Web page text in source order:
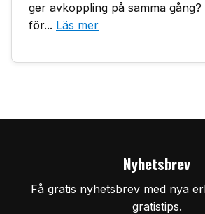
ger avkoppling på samma
för... Läs mer
Nyhetsbrev
Få gratis nyhetsbrev med nya
gratistips.